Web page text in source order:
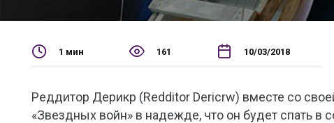
1 мин 161 10/03/2018
Реддитор Дерикр (Redditor Dericrw) вместе со
«Звездных войн» в надежде, что он будет спать в